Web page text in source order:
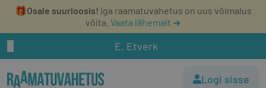
🎁Osale suurloosis! Iga raamatuvahetus on uus võimalus
võita. Vaata lähemalt ➔
E. Etverk
Logi sisse